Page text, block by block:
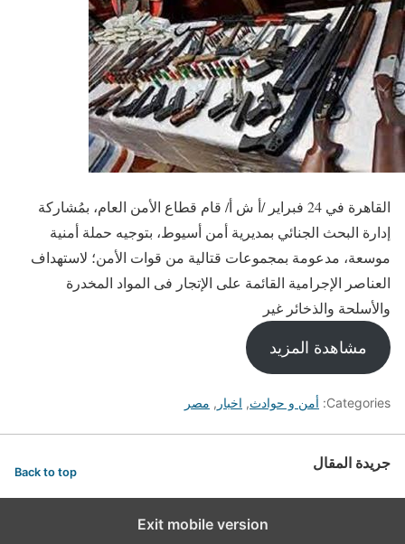
القاهرة في 24 فبراير /أ ش أ/ قام قطاع الأمن العام، بمُشاركة
إدارة البحث الجنائي بمديرية أمن أسيوط، بتوجيه حملة أمنية
موسعة، مدعومة بمجموعات قتالية من قوات الأمن؛ لاستهداف
العناصر الإجرامية القائمة على الإتجار فى المواد المخدرة
والأسلحة والذخائر غير
مشاهدة المزيد
Categories: أمن و حوادث, اخبار , مصر
جريدة المقال Back to top
Exit mobile version